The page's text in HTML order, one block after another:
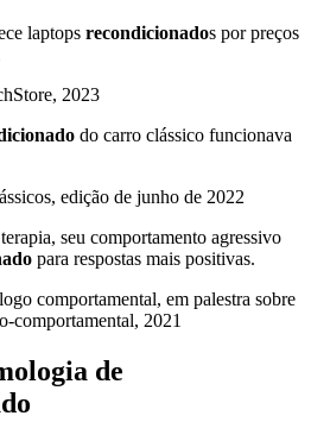
laptops recondicionados por preços
2023
do carro clássico funcionava
edição de junho de 2022
seu comportamento agressivo
para respostas mais positivas.
comportamental, em palestra sobre
comportamental, 2021
de